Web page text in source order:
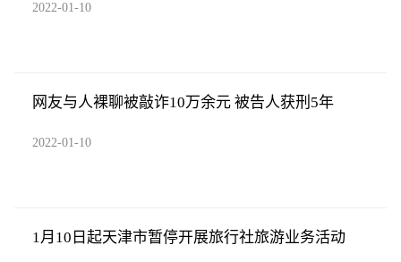
2022-01-10
网友与人裸聊被敲诈10万余元 被告人获刑5年
2022-01-10
1月10日起天津市暂停开展旅行社旅游业务活动